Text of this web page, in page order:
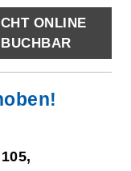
ONLINE
BUCHBAR